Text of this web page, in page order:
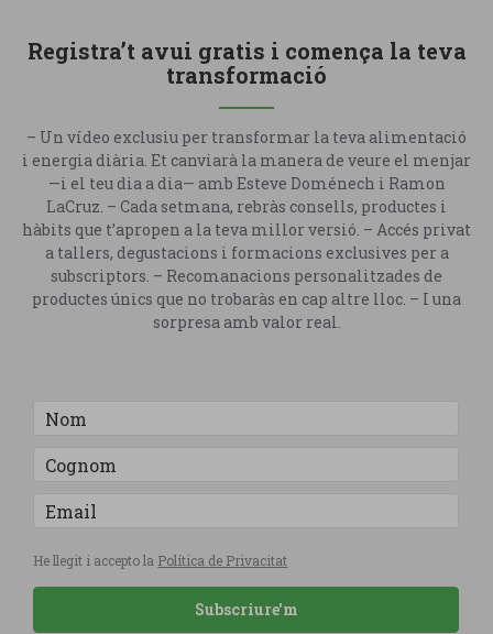
Registra’t avui gratis i comença la teva
transformació
– Un vídeo exclusiu per transformar la teva alimentació
i energia diària. Et canviarà la manera de veure el menjar
—i el teu dia a dia— amb Esteve Doménech i Ramon
LaCruz. – Cada setmana, rebràs consells, productes i
hàbits que t’apropen a la teva millor versió. – Accés privat
a tallers, degustacions i formacions exclusives per a
subscriptors. – Recomanacions personalitzades de
productes únics que no trobaràs en cap altre lloc. – I una
sorpresa amb valor real.
He llegit i accepto la Política de Privacitat
Subscriure'm